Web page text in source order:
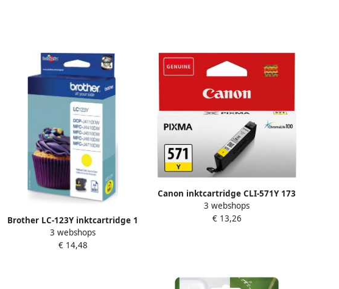
Brother LC-123Y inktcartridge 1
stuk(s) Origineel Hoog (XL)
rendement Geel (LC-123Y)
3 webshops
€ 14,48
Canon inktcartridge CLI-571Y 173
foto&apos;s OEM 0388C001 geel
3 webshops
€ 13,26